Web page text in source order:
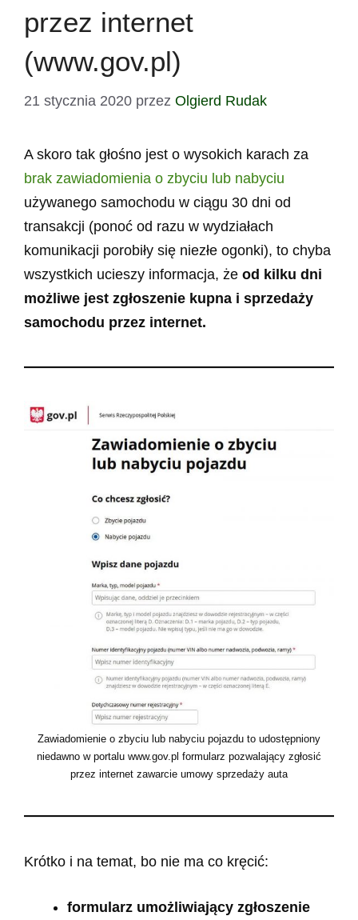
przez internet
(www.gov.pl)
21 stycznia 2020 przez Olgierd Rudak
A skoro tak głośno jest o wysokich karach za
brak zawiadomienia o zbyciu lub nabyciu
używanego samochodu w ciągu 30 dni od
transakcji (ponoć od razu w wydziałach
komunikacji porobiły się niezłe ogonki), to chyba
wszystkich ucieszy informacja, że od kilku dni
możliwe jest zgłoszenie kupna i sprzedaży
samochodu przez internet.
Zawiadomienie o zbyciu lub nabyciu pojazdu to udostępniony
niedawno w portalu www.gov.pl formularz pozwalający zgłosić
przez internet zawarcie umowy sprzedaży auta
Krótko i na temat, bo nie ma co kręcić:
formularz umożliwiający zgłoszenie